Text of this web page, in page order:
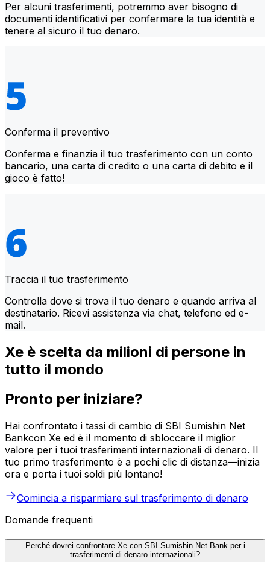
Per alcuni trasferimenti, potremmo aver bisogno di
documenti identificativi per confermare la tua identità e
tenere al sicuro il tuo denaro.
Conferma il preventivo
Conferma e finanzia il tuo trasferimento con un conto
bancario, una carta di credito o una carta di debito e il
gioco è fatto!
Traccia il tuo trasferimento
Controlla dove si trova il tuo denaro e quando arriva al
destinatario. Ricevi assistenza via chat, telefono ed e-
mail.
Xe è scelta da milioni di persone in
tutto il mondo
Pronto per iniziare?
Hai confrontato i tassi di cambio di SBI Sumishin Net
Bankcon Xe ed è il momento di sbloccare il miglior
valore per i tuoi trasferimenti internazionali di denaro. Il
tuo primo trasferimento è a pochi clic di distanza—inizia
ora e porta i tuoi soldi più lontano!
Comincia a risparmiare sul trasferimento di denaro
Domande frequenti
Perché dovrei confrontare Xe con SBI Sumishin Net Bank per i
trasferimenti di denaro internazionali?